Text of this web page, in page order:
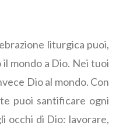
liturgica puoi,
mondo a Dio. Nei tuoi
Dio al mondo. Con
puoi santificare ogni
occhi di Dio: lavorare,